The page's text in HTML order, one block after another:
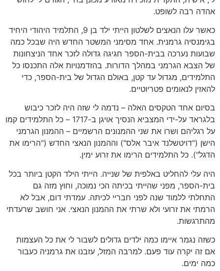
אהדה רבה לשופט.
כאשר עלו הנאצים לשלטון הייתי ילד בן 9, התלמיד היהודי היחיד
בגימנסיה גרמנית. אחד מסימני המשטר החדש היה שבכל כמה
שבועות נערכה בבית-הספר חגיגה גדולה לזכר אחד הניצחונות
של הצבא הגרמני במהלך הדורות. בהזדמנויות אלה התכנסו כל
התלמידים, מגדול עד קטן, באולם הגדול של בית-הספר, כדי
להאזין לנאומים פטריוטיים.
בסיום אחד הטקסים האלה – נדמה לי שזה היה לזכר כיבוש
בלגראד על-ידי המצביא הנסיך אויגן ב-1717 – כל התלמידים קמו
על רגליהם ושרו את שני ההמנונים הרשמיים – ההמנון הגרמני
הישן ("דויטשלנד איבר אלס") וההמנון הנאצי החדש ("הרימו את
הדגל"). כל התלמידים הרימו את זרוע ימין.
היה עלי להחליט באלפית של שנייה. הייתי הילד הקטן ביותר בכל
בית-הספר, מפני שהייתי בכיתה הכי נמוכה, וחוץ מזה גם
התחלתי ללמוד שנה לפני חבריי לכיתה. עמדתי דום, אבל לא
הרמתי את זרועי ולא שרתי את ההמנון הנאצי. אני חושב שרעדתי
מהתרגשות.
כשזה נגמר איימו כמה ילדים גדולים לשבור לי את כל העצמות
אם זה יקרה עוד פעם. למרבה המזל, עזבנו את גרמניה כעבור
כמה ימים.